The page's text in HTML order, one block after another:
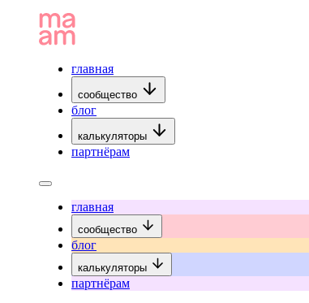
главная
сообщество
блог
калькуляторы
партнёрам
главная
сообщество
блог
калькуляторы
партнёрам